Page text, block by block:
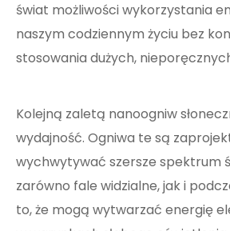
świat możliwości wykorzystania
naszym codziennym życiu bez
stosowania dużych,
Kolejną zaletą nanoogniw
wydajność. Ogniwa te są
wychwytywać szersze spektrum
zarówno fale widzialne, jak i
to, że mogą wytwarzać energię